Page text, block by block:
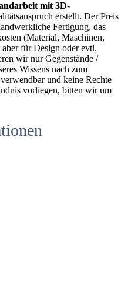
mit 3D-
erstellt. Der Preis
Fertigung, das
(Material, Maschinen,
für Design oder evtl.
wir nur Gegenstände /
Wissens nach zum
und keine Rechte
vorliegen, bitten wir um